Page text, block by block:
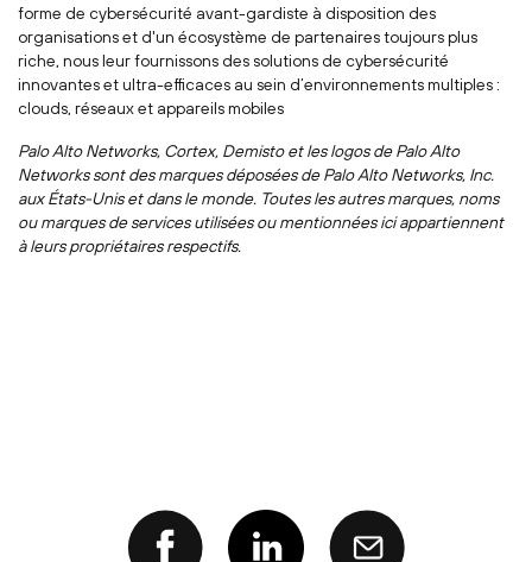
forme de cybersécurité avant-gardiste à disposition des
organisations et d'un écosystème de partenaires toujours plus
riche, nous leur fournissons des solutions de cybersécurité
innovantes et ultra-efficaces au sein d’environnements multiples :
clouds, réseaux et appareils mobiles
Palo Alto Networks, Cortex, Demisto et les logos de Palo Alto
Networks sont des marques déposées de Palo Alto Networks, Inc.
aux États-Unis et dans le monde. Toutes les autres marques, noms
ou marques de services utilisées ou mentionnées ici appartiennent
à leurs propriétaires respectifs.